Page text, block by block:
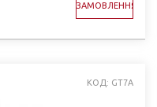
ЗАМОВЛЕННЯ
КОД: GT7A